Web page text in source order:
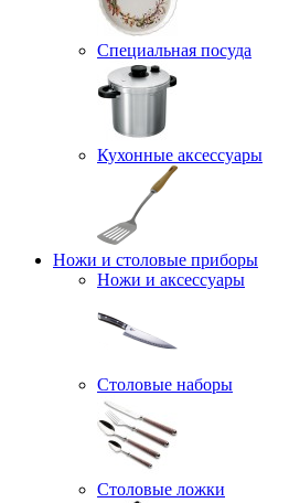
Специальная посуда
Кухонные аксессуары
Ножи и столовые приборы
Ножи и аксессуары
Столовые наборы
Столовые ложки